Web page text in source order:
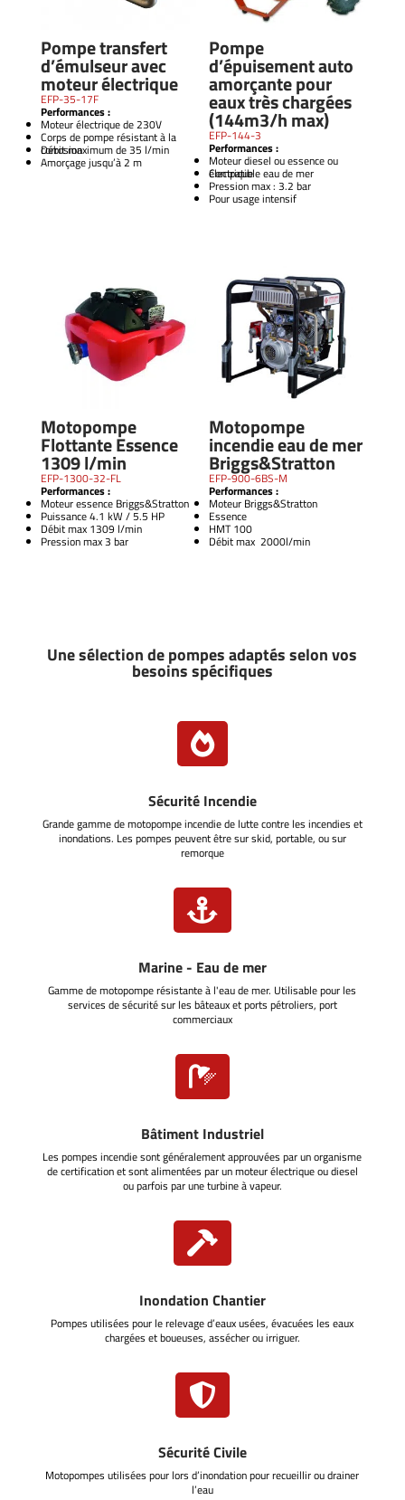
Pompe transfert
d’émulseur avec
moteur électrique
EFP-35-17F
Performances :
Moteur électrique de 230V
Corps de pompe résistant à la
corrosion
Débit maximum de 35 l/min
Amorçage jusqu’à 2 m
Pompe
d’épuisement auto
amorçante pour
eaux très chargées
(144m3/h max)
EFP-144-3
Performances :
Moteur diesel ou essence ou
électrique
Compatible eau de mer
Pression max : 3.2 bar
Pour usage intensif
Motopompe
Flottante Essence
1309 l/min
EFP-1300-32-FL
Performances :
Moteur essence Briggs&Stratton
Puissance 4.1 kW / 5.5 HP
Débit max 1309 l/min
Pression max 3 bar
Motopompe
incendie eau de mer
Briggs&Stratton
EFP-900-6BS-M
Performances :
Moteur Briggs&Stratton
Essence
HMT 100
Débit max 2000l/min
Une sélection de pompes adaptés selon vos
besoins spécifiques

Sécurité Incendie
Grande gamme de motopompe incendie de lutte contre les incendies et
inondations. Les pompes peuvent être sur skid, portable, ou sur
remorque

Marine - Eau de mer
Gamme de motopompe résistante à l'eau de mer. Utilisable pour les
services de sécurité sur les bâteaux et ports pétroliers, port
commerciaux

Bâtiment Industriel
Les pompes incendie sont généralement approuvées par un organisme
de certification et sont alimentées par un moteur électrique ou diesel
ou parfois par une turbine à vapeur.

Inondation Chantier
Pompes utilisées pour le relevage d’eaux usées, évacuées les eaux
chargées et boueuses, assécher ou irriguer.

Sécurité Civile
Motopompes utilisées pour lors d’inondation pour recueillir ou drainer
l’eau